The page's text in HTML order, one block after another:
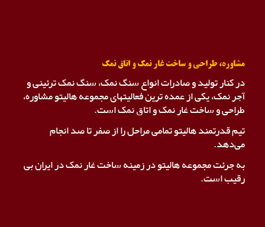
مشاوره، طراحی و ساخت غار نمک و اتاق نمک
در کنار تولید و صادرات انواع سنگ نمک، سنگ نمک ترئینی و
آجر نمک، یکی از عمده ترین فعالیتهای مجموعه هالیتو مشاوره،
طراحی و ساخت غار نمک و اتاق نمک است.
تیم قدرتمند هالیتو تمامی مراحل را از صفر تا صد انجام
می‌دهد.
به جرئت مجموعه هالیتو در زمینه ساخت غار نمک در ایران بی
رقیب است.